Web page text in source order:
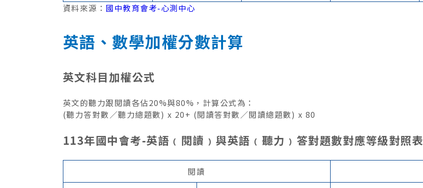
資料來源： 國中教育會考-心測中心
英語、數學加權分數計算
英文科目加權公式
英文的聽力跟閱讀各佔20%與80%，計算公式為：
(聽力答對數／聽力總題數) x 20+ (閱讀答對數／閱讀總題數) x 80
113年國中會考-英語﹙閱讀﹚與英語﹙聽力﹚答對題數對應等級對照表
閱讀